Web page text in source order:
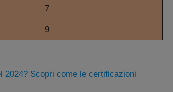
7
9
2024? Scopri come le certificazioni